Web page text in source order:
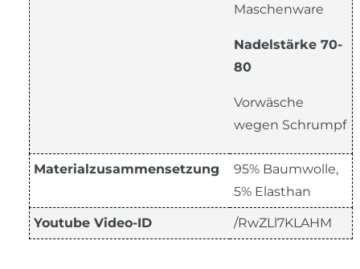
Maschenware
Nadelstärke 70-
80
Vorwäsche
wegen Schrumpf
Materialzusammensetzung
95% Baumwolle,
5% Elasthan
Youtube Video-ID /RwZLl7KLAHM